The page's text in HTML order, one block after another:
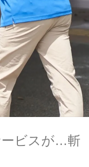
ービスが…斬